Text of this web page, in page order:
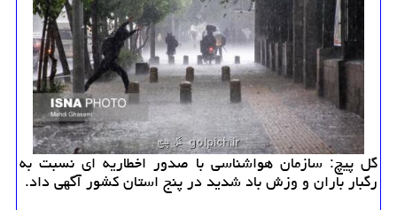
گل پیچ: سازمان هواشناسی با صدور اخطاریه ای نسبت به
رگبار باران و وزش باد شدید در پنج استان كشور آگهی داد.